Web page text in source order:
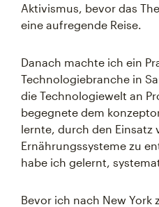
Aktivismus, bevor das
eine aufregende Reise.
Danach machte ich ein
Technologiebranche in
die Technologiewelt an
begegnete dem
lernte, durch den Einsatz
Ernährungssysteme zu
habe ich gelernt,
Bevor ich nach New York